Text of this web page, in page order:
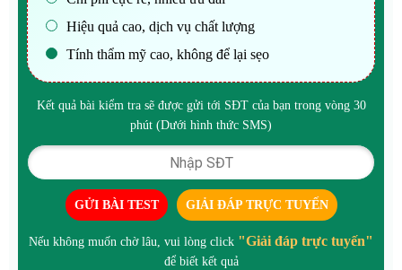
Hiệu quả cao, dịch vụ chất lượng
Tính thẩm mỹ cao, không để lại sẹo
Kết quả bài kiểm tra sẽ được gửi tới SĐT của bạn trong vòng 30
phút (Dưới hình thức SMS)
GỬI BÀI TEST GIẢI ĐÁP TRỰC TUYẾN
Nếu không muốn chờ lâu, vui lòng click "Giải đáp trực tuyến"
để biết kết quả